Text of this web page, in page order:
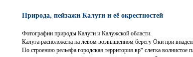
Природа, пейзажи Калуги и её окрестностей
Фотографии природы Калуги и Калужской области.
Калуга расположена на левом возвышенном берегу Оки при
По строению рельефа городская территория вр” слегка